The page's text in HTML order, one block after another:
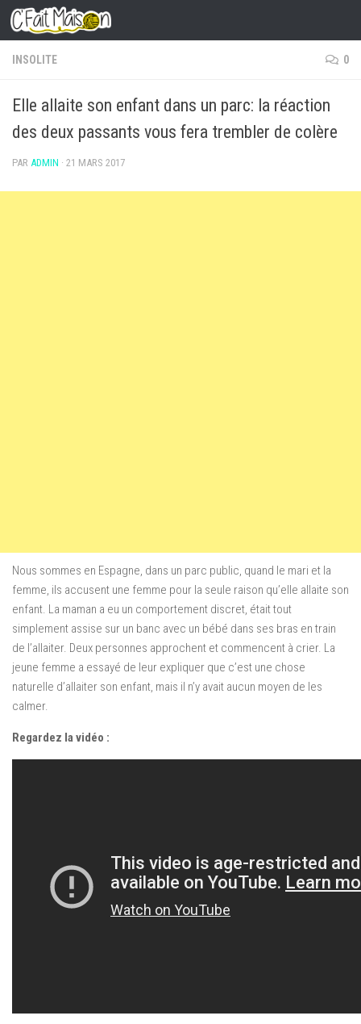
Skip to content
INSOLITE 0
Elle allaite son enfant dans un parc: la réaction
des deux passants vous fera trembler de colère
PAR ADMIN · 21 MARS 2017
Nous sommes en Espagne, dans un parc public, quand le mari et la
femme, ils accusent une femme pour la seule raison qu’elle allaite son
enfant. La maman a eu un comportement discret, était tout
simplement assise sur un banc avec un bébé dans ses bras en train
de l’allaiter. Deux personnes approchent et commencent à crier. La
jeune femme a essayé de leur expliquer que c’est une chose
naturelle d’allaiter son enfant, mais il n’y avait aucun moyen de les
calmer.
Regardez la vidéo :